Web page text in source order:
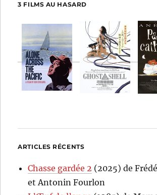
3 FILMS AU HASARD
ARTICLES RÉCENTS
Chasse gardée 2 (2025) de
et Antonin Fourlon